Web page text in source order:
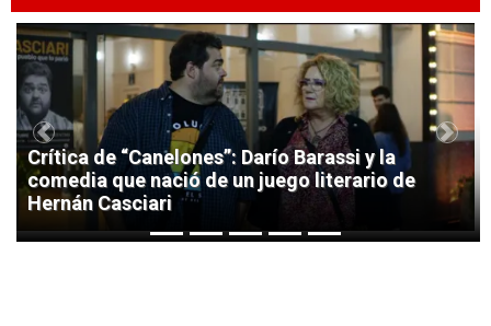
1
Crítica de “Canelones”: Darío Barassi y la
comedia que nació de un juego literario de
Hernán Casciari
Previous Next